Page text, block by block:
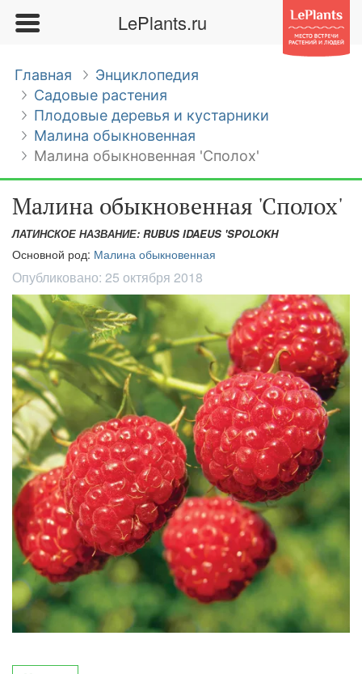
LePlants.ru
Главная
Энциклопедия
Садовые растения
Плодовые деревья и кустарники
Малина обыкновенная
Малина обыкновенная 'Сполох'
Малина обыкновенная 'Сполох'
ЛАТИНСКОЕ НАЗВАНИЕ: RUBUS IDAEUS 'SPOLOKH
Основной род: Малина обыкновенная
Опубликовано: 25 октября 2018